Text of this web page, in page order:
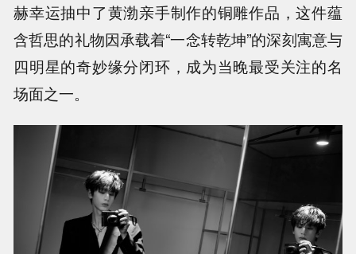
赫幸运抽中了黄渤亲手制作的铜雕作品，这件蕴
含哲思的礼物因承载着“一念转乾坤”的深刻寓意与
四明星的奇妙缘分闭环，成为当晚最受关注的名
场面之一。